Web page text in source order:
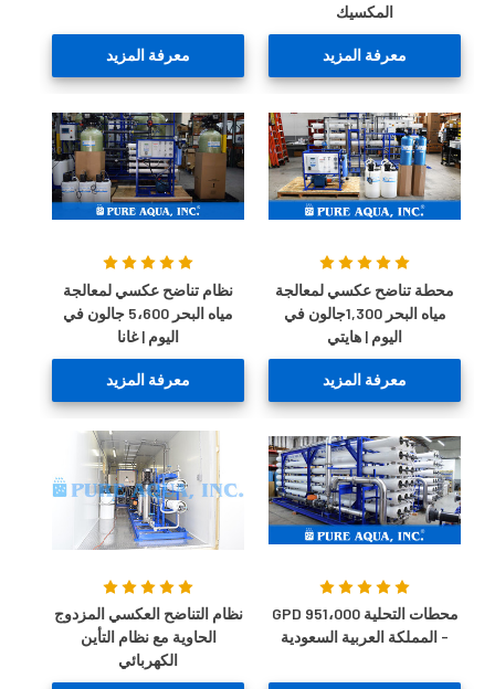
المكسيك
معرفة المزيد معرفة المزيد
محطة تناضح عكسي لمعالجة
مياه البحر 1,300جالون في
اليوم | هايتي
معرفة المزيد
نظام تناضح عكسي لمعالجة
مياه البحر 5،600 جالون في
اليوم | غانا
معرفة المزيد
محطات التحلية 951،000 GPD
- المملكة العربية السعودية
نظام التناضح العكسي المزدوج
الحاوية مع نظام التأين
الكهربائي